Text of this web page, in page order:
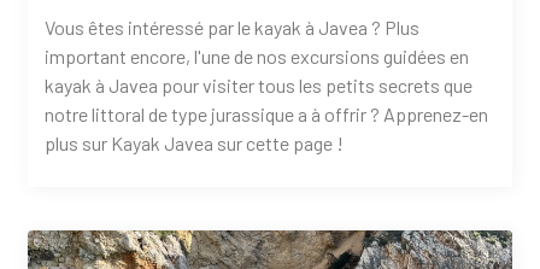
Vous êtes intéressé par le kayak à Javea ? Plus
important encore, l'une de nos excursions guidées en
kayak à Javea pour visiter tous les petits secrets que
notre littoral de type jurassique a à offrir ? Apprenez-en
plus sur Kayak Javea sur cette page !